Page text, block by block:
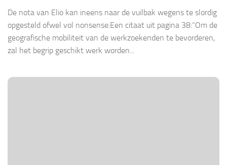
De nota van Elio kan ineens naar de vuilbak wegens te slordig
opgesteld ofwel vol nonsense:Een citaat uit pagina 38:“Om de
geografische mobiliteit van de werkzoekenden te bevorderen,
zal het begrip geschikt werk worden...